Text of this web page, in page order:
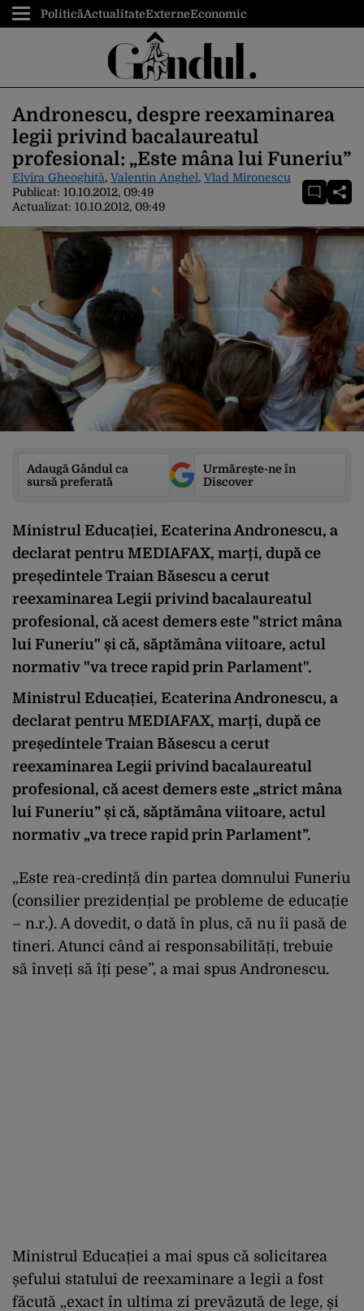
PoliticăActualitateExterneEconomic
Andronescu, despre reexaminarea
legii privind bacalaureatul
profesional: „Este mâna lui Funeriu”
Elvira Gheoghiță, Valentin Anghel, Vlad Mironescu
Publicat: 10.10.2012, 09:49
Actualizat: 10.10.2012, 09:49
Adaugă Gândul ca
sursă preferată
Urmărește-ne în
Discover
Ministrul Educației, Ecaterina Andronescu, a
declarat pentru MEDIAFAX, marți, după ce
președintele Traian Băsescu a cerut
reexaminarea Legii privind bacalaureatul
profesional, că acest demers este "strict mâna
lui Funeriu" și că, săptămâna viitoare, actul
normativ "va trece rapid prin Parlament".
Ministrul Educației, Ecaterina Andronescu, a
declarat pentru MEDIAFAX, marți, după ce
președintele Traian Băsescu a cerut
reexaminarea Legii privind bacalaureatul
profesional, că acest demers este „strict mâna
lui Funeriu” și că, săptămâna viitoare, actul
normativ „va trece rapid prin Parlament”.
„Este rea-credință din partea domnului Funeriu
(consilier prezidențial pe probleme de educație
– n.r.). A dovedit, o dată în plus, că nu îi pasă de
tineri. Atunci când ai responsabilități, trebuie
să înveți să îți pese”, a mai spus Andronescu.
Ministrul Educației a mai spus că solicitarea
șefului statului de reexaminare a legii a fost
făcută „exact în ultima zi prevăzută de lege, și